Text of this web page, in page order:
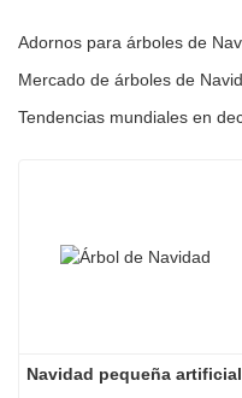
Navidad pequeña artificial